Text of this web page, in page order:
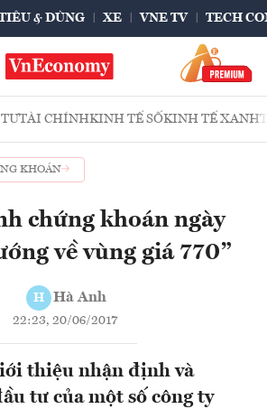
& DÙNG XE VNE TV TECH
TÀI CHÍNHKINH TẾ SỐKINH TẾ XANH
KHOÁN
chứng khoán ngày
về vùng giá 770”
H Hà Anh
22:23, 20/06/2017
thiệu nhận định và
tư của một số công ty